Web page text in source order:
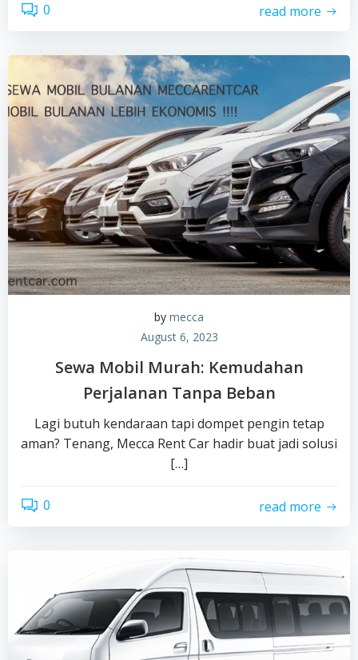
0 read more
by mecca
August 6, 2023
Sewa Mobil Murah: Kemudahan
Perjalanan Tanpa Beban
Lagi butuh kendaraan tapi dompet pengin tetap
aman? Tenang, Mecca Rent Car hadir buat jadi solusi
[…]
0 read more